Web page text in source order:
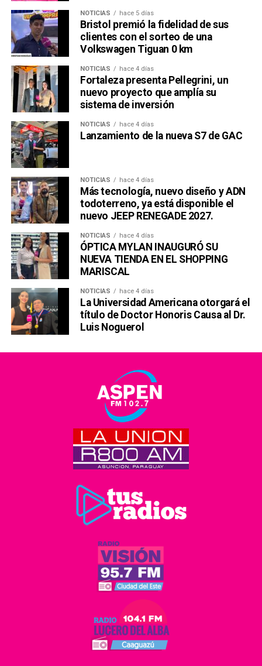
NOTICIAS hace 5 días
Bristol premió la fidelidad de sus
clientes con el sorteo de una
Volkswagen Tiguan 0 km
NOTICIAS hace 4 días
Fortaleza presenta Pellegrini, un
nuevo proyecto que amplía su
sistema de inversión
NOTICIAS hace 4 días
Lanzamiento de la nueva S7 de GAC
NOTICIAS hace 4 días
Más tecnología, nuevo diseño y ADN
todoterreno, ya está disponible el
nuevo JEEP RENEGADE 2027.
NOTICIAS hace 4 días
ÓPTICA MYLAN INAUGURÓ SU
NUEVA TIENDA EN EL SHOPPING
MARISCAL
NOTICIAS hace 4 días
La Universidad Americana otorgará el
título de Doctor Honoris Causa al Dr.
Luis Noguerol